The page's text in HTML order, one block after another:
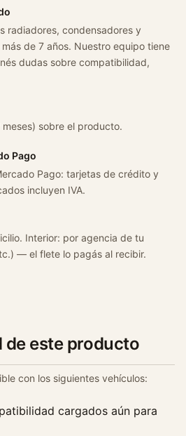
radiadores, condensadores y
de 7 años. Nuestro equipo tiene
dudas sobre compatibilidad,
sobre el producto.
Pago
Pago: tarjetas de crédito y
incluyen IVA.
Interior: por agencia de tu
— el flete lo pagás al recibir.
de este producto
con los siguientes vehículos:
cargados aún para